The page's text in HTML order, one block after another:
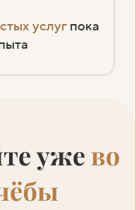
услуг пока
уже во